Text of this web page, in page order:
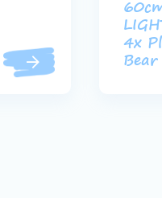
4x